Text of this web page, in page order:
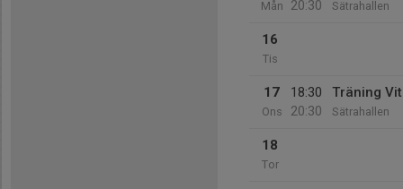
Mån
20:30
Sätrahallen
16
Tis
17
Ons
18:30
20:30
Träning
Sätrahallen
18
Tor